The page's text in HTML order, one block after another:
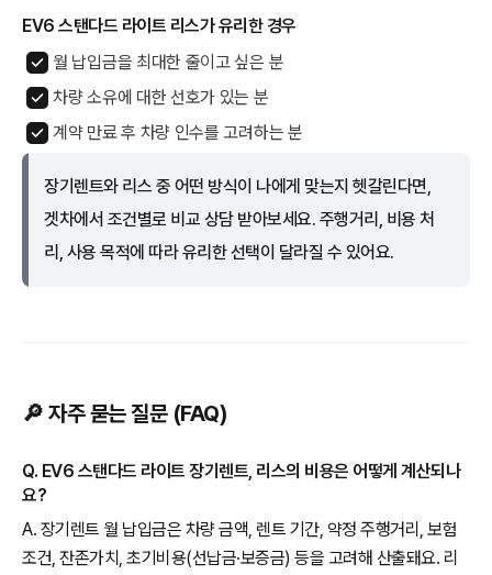
EV6 스탠다드 라이트 리스가 유리한 경우
월 납입금을 최대한 줄이고 싶은 분
차량 소유에 대한 선호가 있는 분
계약 만료 후 차량 인수를 고려하는 분
장기렌트와 리스 중 어떤 방식이 나에게 맞는지 헷갈린다면,
겟차에서 조건별로 비교 상담 받아보세요. 주행거리, 비용 처
리, 사용 목적에 따라 유리한 선택이 달라질 수 있어요.
🔎 자주 묻는 질문 (FAQ)
Q. EV6 스탠다드 라이트 장기렌트, 리스의 비용은 어떻게 계산되나
요?
A. 장기렌트 월 납입금은 차량 금액, 렌트 기간, 약정 주행거리, 보험
조건, 잔존가치, 초기비용(선납금·보증금) 등을 고려해 산출돼요. 리